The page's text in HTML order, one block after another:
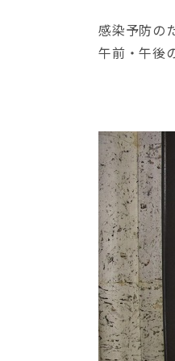
感染予防の
午前・午後